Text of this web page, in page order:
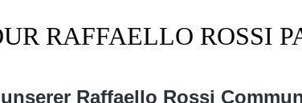
RAFFAELLO ROSSI
Raffaello Rossi